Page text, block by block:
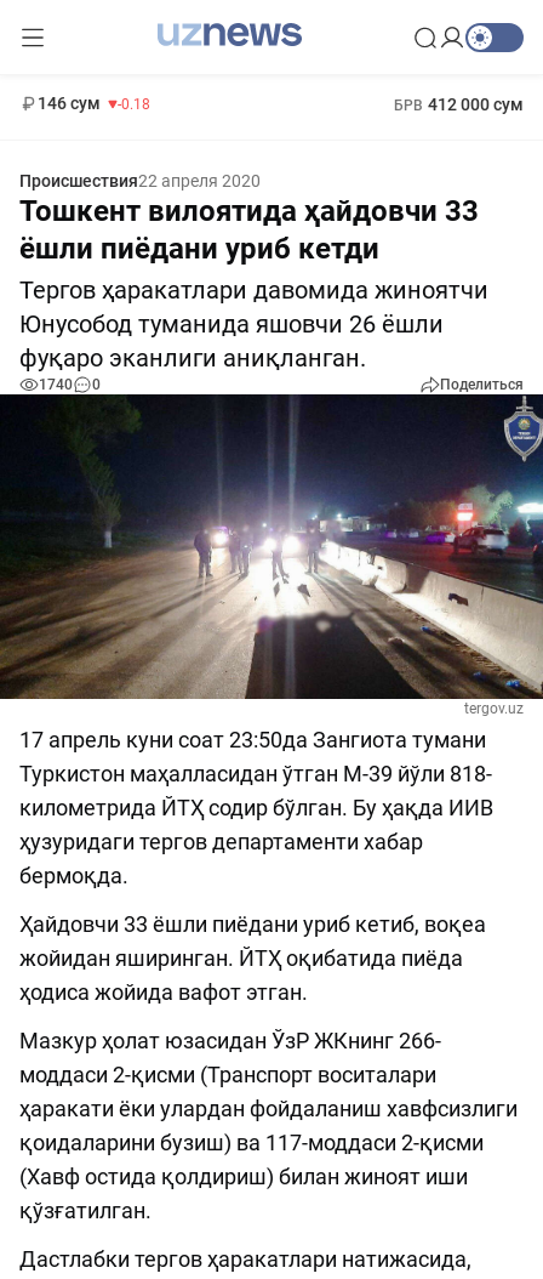
146 сум -0.18 БРВ 412 000 сум
Происшествия22 апреля 2020
Тошкент вилоятида ҳайдовчи 33
ёшли пиёдани уриб кетди
Тергов ҳаракатлари давомида жиноятчи
Юнусобод туманида яшовчи 26 ёшли
фуқаро эканлиги аниқланган.
1740 0 Поделиться
tergov.uz
17 апрель куни соат 23:50да Зангиота тумани
Туркистон маҳалласидан ўтган М-39 йўли 818-
километрида ЙТҲ содир бўлган. Бу ҳақда ИИВ
ҳузуридаги тергов департаменти хабар
бермоқда.
Ҳайдовчи 33 ёшли пиёдани уриб кетиб, воқеа
жойидан яширинган. ЙТҲ оқибатида пиёда
ҳодиса жойида вафот этган.
Мазкур ҳолат юзасидан ЎзР ЖКнинг 266-
моддаси 2-қисми (Транспорт воситалари
ҳаракати ёки улардан фойдаланиш хавфсизлиги
қоидаларини бузиш) ва 117-моддаси 2-қисми
(Хавф остида қолдириш) билан жиноят иши
қўзғатилган.
Дастлабки тергов ҳаракатлари натижасида,